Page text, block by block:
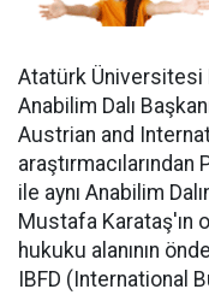
Atatürk Üniversitesi
Anabilim Dalı
Austrian and
ile aynı Anabilim
Mustafa Karataş'ın
hukuku alanının
IBFD (International